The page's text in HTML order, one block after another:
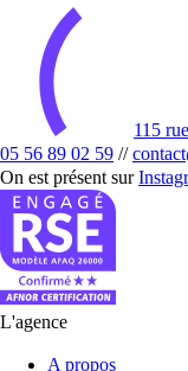
115
05 56 89 02 59 //
On est présent sur
L'agence
A propos